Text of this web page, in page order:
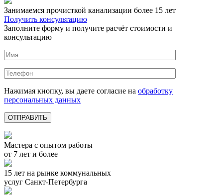
Занимаемся прочисткой канализации более 15 лет
Получить консультацию
Заполните форму и получите расчёт стоимости и
консультацию
Нажимая кнопку, вы даете согласие на обработку
персональных данных
Мастера с опытом работы
от 7 лет и более
15 лет на рынке коммунальных
услуг Санкт-Петербурга